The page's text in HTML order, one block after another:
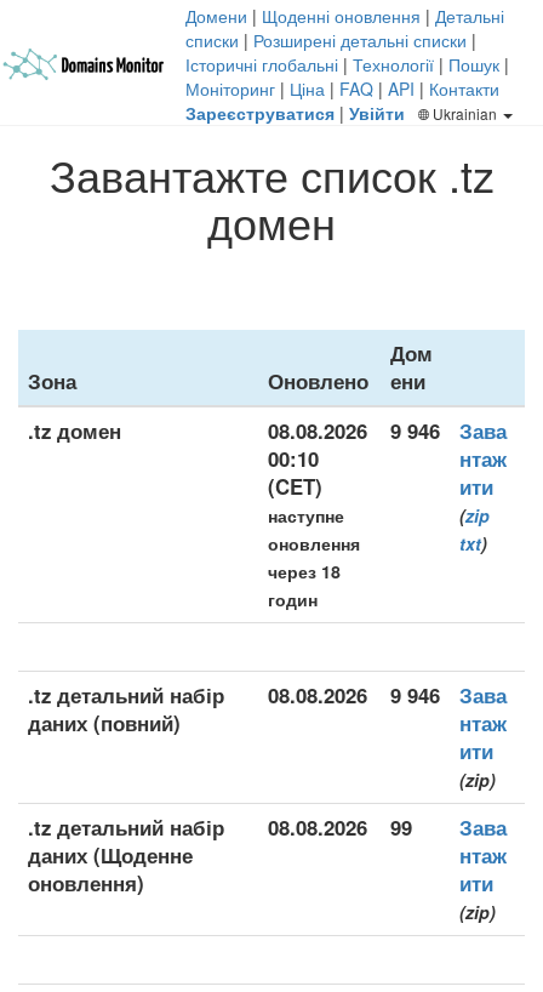
Домени | Щоденні оновлення | Детальні
списки | Розширені детальні списки |
Історичні глобальні | Технології | Пошук |
Моніторинг | Ціна | FAQ | API | Контакти
Зареєструватися | Увійти Ukrainian
Завантажте список .tz
домен
Зона Оновлено
Дом
ени
.tz домен
08.08.2026
00:10
(CET)
наступне
оновлення
через 18
годин
9 946
Зава
нтаж
ити
(zip
txt)
.tz детальний набір
даних (повний)
08.08.2026 9 946
Зава
нтаж
ити
(zip)
.tz детальний набір
даних (Щоденне
оновлення)
08.08.2026 99
Зава
нтаж
ити
(zip)